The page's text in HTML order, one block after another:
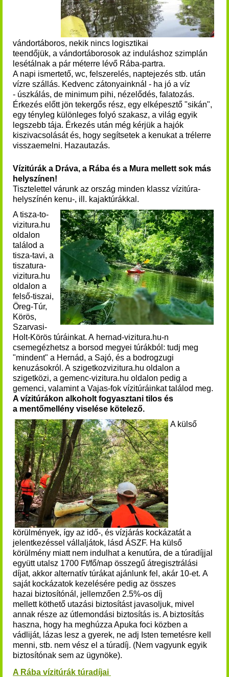
vándortáboros, nekik nincs logisztikai
teendőjük, a vándortáborosok az induláshoz szimplán
lesétálnak a pár méterre lévő Rába-partra.
A napi ismertető, wc, felszerelés, naptejezés stb. után
vízre szállás. Kedvenc zátonyainknál - ha jó a víz
- úszkálás, de minimum pihi, nézelődés, falatozás.
Érkezés előtt jön tekergős rész, egy elképesztő "sikán",
egy tényleg különleges folyó szakasz, a világ egyik
legszebb tája. Érkezés után még kérjük a hajók
kiszivacsolását és, hogy segítsetek a kenukat a trélerre
visszaemelni. Hazautazás.
Vízitúrák a Dráva, a Rába és a Mura mellett sok más
helyszínen!
Tisztelettel várunk az ország minden klassz vízitúra-
helyszínén kenu-, ill. kajaktúrákkal.
A tisza-to-
vizitura.hu
oldalon
találod a
tisza-tavi, a
tiszatura-
vizitura.hu
oldalon a
felső-tiszai,
Öreg-Túr,
Körös,
Szarvasi-
Holt-Körös túráinkat. A hernad-vizitura.hu-n
csemegézhetsz a borsod megyei túrákból: tudj meg
"mindent" a Hernád, a Sajó, és a bodrogzugi
kenuzásokról. A szigetkozvizitura.hu oldalon a
szigetközi, a gemenc-vizitura.hu oldalon pedig a
gemenci, valamint a Vajas-fok vízitúráinkat találod meg.
A vízitúrákon a lkoholt fogyasztani tilos és
a mentőmellény viselése kötelező.
A külső
körülmények, így az idő-, és vízjárás kockázatát a
jelentkezéssel vállaljátok, lásd ÁSZF. Ha külső
körülmény miatt nem indulhat a kenutúra, de a túradíjjal
együtt utalsz 1700 Ft/fő/nap összegű átregisztrálási
díjat, akkor alternatív túrákat ajánlunk fel, akár 10-et. A
saját kockázatok kezelésére pedig az összes
hazai biztosítónál, jellemzően 2.5%-os díj
mellett köthető utazási biztosítást javasoljuk, mivel
annak része az útlemondási biztosítás is. A biztosítás
haszna, hogy ha meghúzza Apuka foci közben a
vádliját, lázas lesz a gyerek, ne adj Isten temetésre kell
menni, stb. nem vész el a túradíj. (Nem vagyunk egyik
biztosítónak sem az ügynöke).
A Rába vízitúrák túradíjai